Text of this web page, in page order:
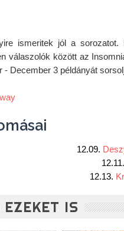
ismeritek jól a
válaszolók között az
- December 3 példányát
12.09.
12.11.
12.13.
EZEKET IS